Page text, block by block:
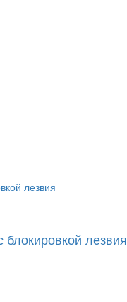
лезвия